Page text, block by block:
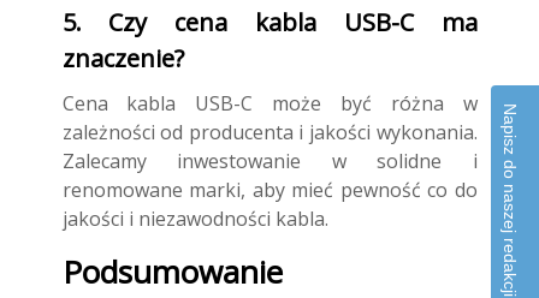
5. Czy cena kabla USB-C ma
znaczenie?
Cena kabla USB-C może być różna w
zależności od producenta i jakości wykonania.
Zalecamy inwestowanie w solidne i
renomowane marki, aby mieć pewność co do
jakości i niezawodności kabla.
Podsumowanie Napisz do naszej redakcji